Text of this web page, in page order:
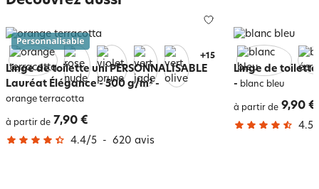
+19
Linge de toilette uni PERSONNALISABLE
Lauréat Élégance - 500 g/m²-
orange terracotta
à partir de 7,90 €
4.4/5 - 620 avis
Linge de
- blanc bleu
à partir de 9,90 €
4.5